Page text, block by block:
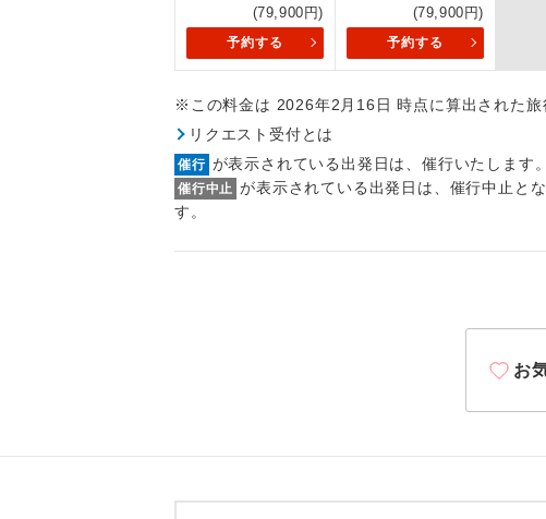
(79,900円)
予約する
(79,900円)
予約する
※この料金は 2026年2月16日 時点に算出された旅
リクエスト受付とは
催行 が表示されている出発日は、催行いたします。
催行中止 が表示されている出発日は、催行中止と
す。
お
トラベルイヤホン
1名様催行
2名様催行
1名様1室同代金
年齢制限あり